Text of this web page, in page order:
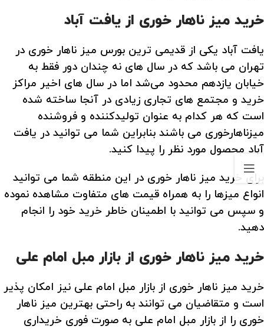
خرید میز ناهار خوری از یافت آباد
یافت آباد یکی از قدیمی ترین بورس میز ناهار خوری در
تهران می باشد که در سال‌ های نه چندان دور فقط به
خیابان یازدهم محدود می‌شد اما در سال‌ های اخیر مراکز
خرید و مجتمع های تجاری زیادی در آنجا ساخته شده
است که هر کدام به عنوان تولیدکننده و فروشنده
میزناهارخوری می باشند بنابراین شما می توانید در یافت
آباد محصول مورد نظر را پیدا کنید.
برای خرید میز ناهار خوری در این منطقه شما می توانید
انواع میزها را به همراه قیمت های متفاوت مشاهده نموده
و سپس می توانید با اطمینان خاطر خرید خود را انجام
دهید.
خرید میز ناهار خوری از بازار مبل امام علی
خرید میز ناهار خوری از بازار مبل امام علی نیز امکان پذیر
است و متقاضیان می توانند به راحتی بهترین میز ناهار
خوری را از بازار مبل امام علی به صورت فوری خریداری